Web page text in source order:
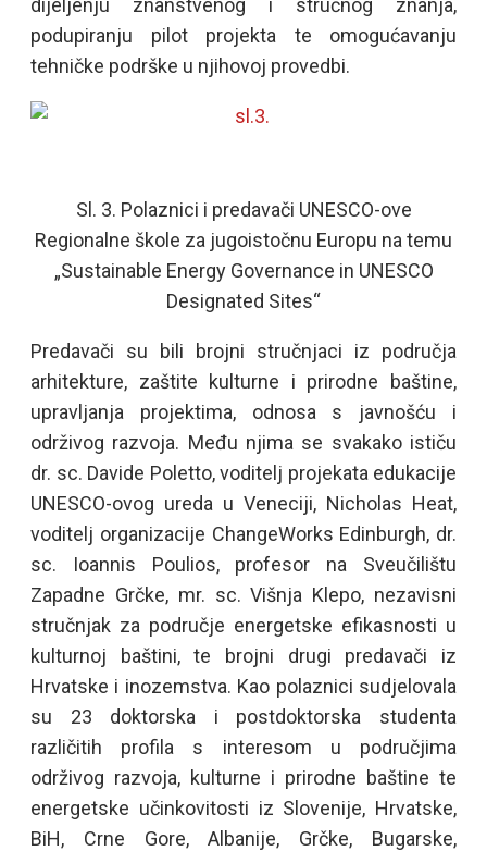
dijeljenju znanstvenog i stručnog znanja,
podupiranju pilot projekta te omogućavanju
tehničke podrške u njihovoj provedbi.
Sl. 3. Polaznici i predavači UNESCO-ove
Regionalne škole za jugoistočnu Europu na temu
„Sustainable Energy Governance in UNESCO
Designated Sites“
Predavači su bili brojni stručnjaci iz područja
arhitekture, zaštite kulturne i prirodne baštine,
upravljanja projektima, odnosa s javnošću i
održivog razvoja. Među njima se svakako ističu
dr. sc. Davide Poletto, voditelj projekata edukacije
UNESCO-ovog ureda u Veneciji, Nicholas Heat,
voditelj organizacije ChangeWorks Edinburgh, dr.
sc. Ioannis Poulios, profesor na Sveučilištu
Zapadne Grčke, mr. sc. Višnja Klepo, nezavisni
stručnjak za područje energetske efikasnosti u
kulturnoj baštini, te brojni drugi predavači iz
Hrvatske i inozemstva. Kao polaznici sudjelovala
su 23 doktorska i postdoktorska studenta
različitih profila s interesom u područjima
održivog razvoja, kulturne i prirodne baštine te
energetske učinkovitosti iz Slovenije, Hrvatske,
BiH, Crne Gore, Albanije, Grčke, Bugarske,